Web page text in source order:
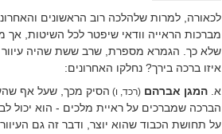
לכאורה, למרות שלהלכה רוב הראשונים
מברכות הראייה וודאי שיפטר לכל השיטות,
שלא כך. הגמרא מספרת, שרב ששת שהיה עיוור
איזו ברכה בירך? נחלקו האחרונים:
א. המגן אברהם (רכד, ו) הסיק מכך, שעל אף
הברכה שמברכים על ראיית מלכים - הוא יכול
על תחושת הכבוד שהוא יוצר, ודבר זה גם